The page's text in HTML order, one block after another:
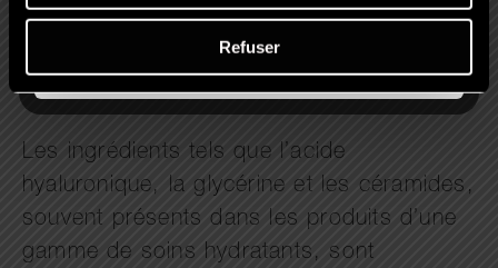
Refuser
Huiles végétales (jojoba, avocat) :
nourrissent sans alourdir
Les ingrédients tels que l’acide
hyaluronique, la glycérine et les céramides,
souvent présents dans les produits d’une
gamme de soins hydratants, sont